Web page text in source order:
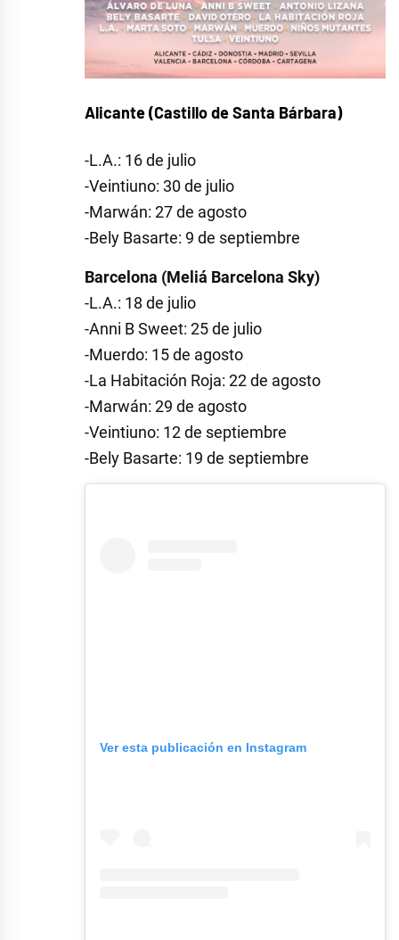
Alicante (Castillo de Santa Bárbara)
-L.A.: 16 de julio
-Veintiuno: 30 de julio
-Marwán: 27 de agosto
-Bely Basarte: 9 de septiembre
Barcelona (Meliá Barcelona Sky)
-L.A.: 18 de julio
-Anni B Sweet: 25 de julio
-Muerdo: 15 de agosto
-La Habitación Roja: 22 de agosto
-Marwán: 29 de agosto
-Veintiuno: 12 de septiembre
-Bely Basarte: 19 de septiembre
Ver esta publicación en Instagram